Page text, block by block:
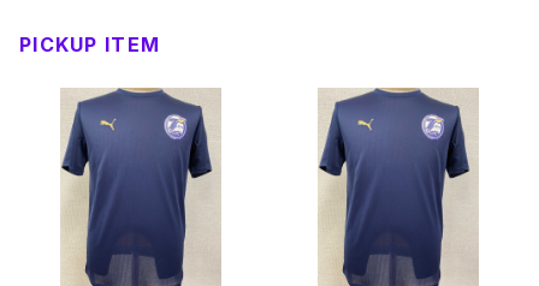
大人サイズ
キッズ
大人サイズ
インナー
大人サイズ
スウェット
トレーニングシューズ
手袋
PICKUP ITEM